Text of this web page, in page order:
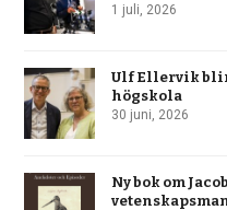
1 juli, 2026
Ulf Ellervik
högskola
30 juni, 2026
Ny bok om